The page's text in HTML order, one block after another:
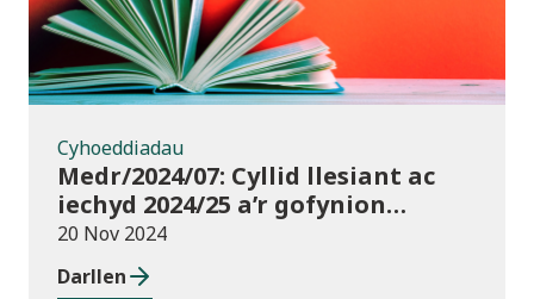
Cyhoeddiadau
Medr/2024/07: Cyllid llesiant ac
iechyd 2024/25 a’r gofynion
monitro
20 Nov 2024
Darllen